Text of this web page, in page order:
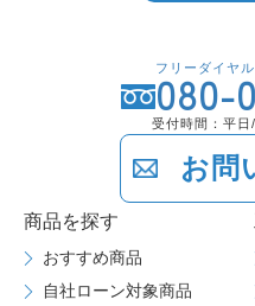
フリーダイヤル
080-
受付時間：平
お問
商品を探す
おすすめ商品
自社ローン対象商品